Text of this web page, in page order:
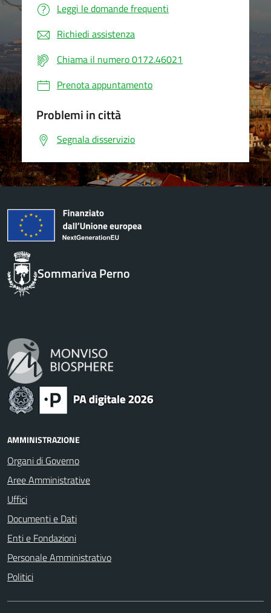
Leggi le domande frequenti
Richiedi assistenza
Chiama il numero 0172.46021
Prenota appuntamento
Problemi in città
Segnala disservizio
Sommariva Perno
AMMINISTRAZIONE
Organi di Governo
Aree Amministrative
Uffici
Documenti e Dati
Enti e Fondazioni
Personale Amministrativo
Politici